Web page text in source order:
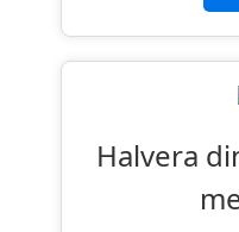
Halvera